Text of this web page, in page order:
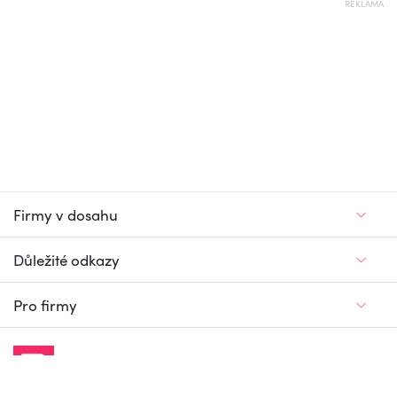
REKLAMA
Firmy v dosahu
Důležité odkazy
Pro firmy